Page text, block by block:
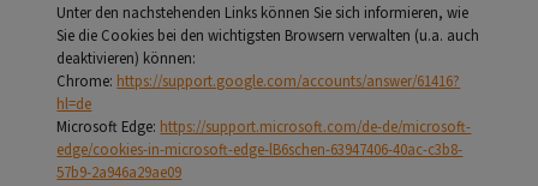
Unter den nachstehenden Links können Sie sich informieren, wie
Sie die Cookies bei den wichtigsten Browsern verwalten (u.a. auch
deaktivieren) können:
Chrome: https://support.google.com/accounts/answer/61416?
hl=de
Microsoft Edge: https://support.microsoft.com/de-de/microsoft-
edge/cookies-in-microsoft-edge-lB6schen-63947406-40ac-c3b8-
57b9-2a946a29ae09